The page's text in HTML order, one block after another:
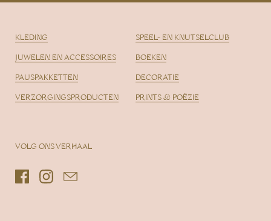
KLEDING
JUWELEN EN ACCESSOIRES
PAUSPAKKETTEN
VERZORGINGSPRODUCTEN
SPEEL- EN KNUTSELCLUB
BOEKEN
DECORATIE
PRINTS & POËZIE
VOLG ONS VERHAAL
FacebookInstagramEmail